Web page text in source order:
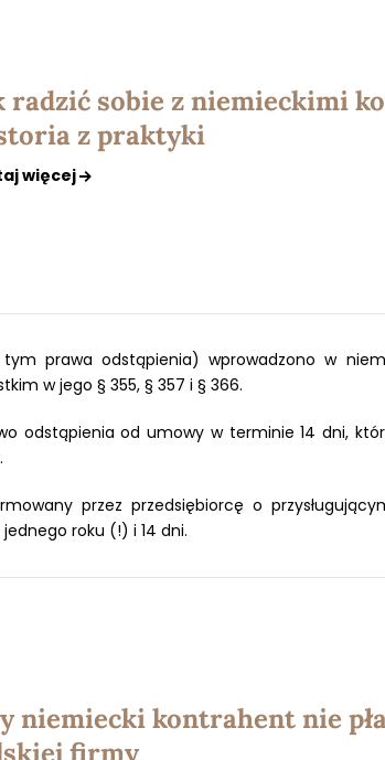
radzić sobie z niemieckimi
z praktyki
więcej
prawa odstąpienia) wprowadzono w
w jego § 355, § 357 i § 366.
odstąpienia od umowy w terminie 14 dni,
przez przedsiębiorcę o
roku (!) i 14 dni.
niemiecki kontrahent nie
firmy